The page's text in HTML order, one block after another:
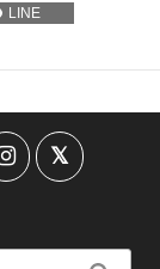
LINE